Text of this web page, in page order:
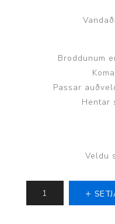
Broddunum
Passar
Hentar
Veldu